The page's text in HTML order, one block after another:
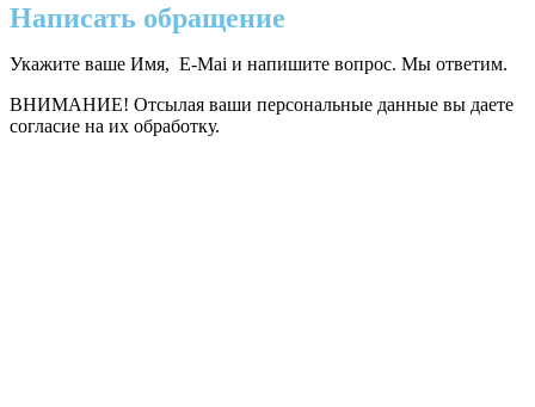
Написать обращение
Укажите ваше Имя, E-Mai и напишите вопрос. Мы ответим.
ВНИМАНИЕ! Отсылая ваши персональные данные вы даете
согласие на их обработку.